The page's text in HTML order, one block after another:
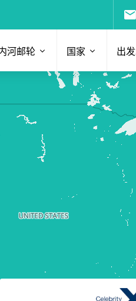
河邮轮 国家 出